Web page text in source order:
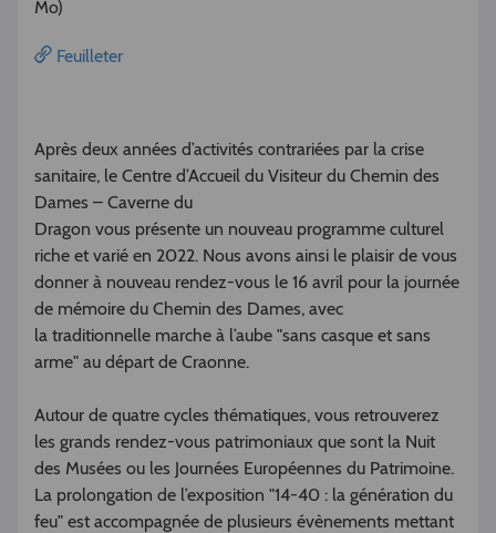
Mo)
Feuilleter
Après deux années d’activités contrariées par la crise
sanitaire, le Centre d’Accueil du Visiteur du Chemin des
Dames – Caverne du
Dragon vous présente un nouveau programme culturel
riche et varié en 2022. Nous avons ainsi le plaisir de vous
donner à nouveau rendez-vous le 16 avril pour la journée
de mémoire du Chemin des Dames, avec
la traditionnelle marche à l’aube "sans casque et sans
arme" au départ de Craonne.
Autour de quatre cycles thématiques, vous retrouverez
les grands rendez-vous patrimoniaux que sont la Nuit
des Musées ou les Journées Européennes du Patrimoine.
La prolongation de l’exposition "14-40 : la génération du
feu" est accompagnée de plusieurs évènements mettant